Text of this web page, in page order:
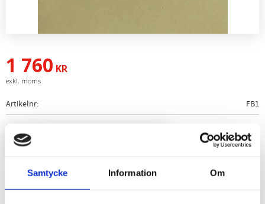
Samtycke Information Om
1 760 KR
Artikelnr FB1
LOGGA IN FÖR ATT HANDLA
Rostfri flexbälg för avgasrör på bison, längd på denna är
200mm.